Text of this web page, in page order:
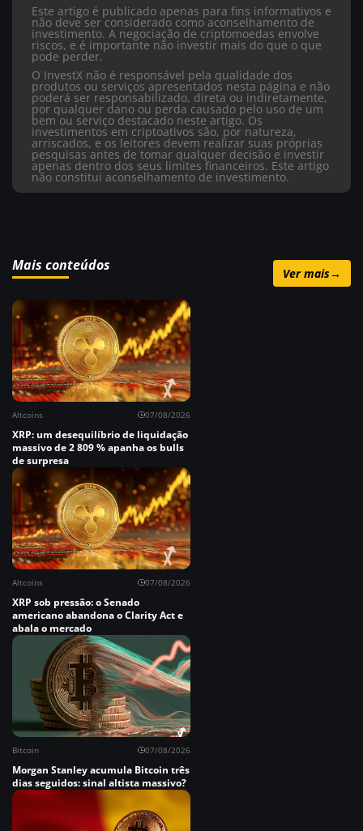
Este artigo é publicado apenas para fins informativos e
não deve ser considerado como aconselhamento de
investimento. A negociação de criptomoedas envolve
riscos, e é importante não investir mais do que o que
pode perder.
O InvestX não é responsável pela qualidade dos
produtos ou serviços apresentados nesta página e não
poderá ser responsabilizado, direta ou indiretamente,
por qualquer dano ou perda causado pelo uso de um
bem ou serviço destacado neste artigo. Os
investimentos em criptoativos são, por natureza,
arriscados, e os leitores devem realizar suas próprias
pesquisas antes de tomar qualquer decisão e investir
apenas dentro dos seus limites financeiros. Este artigo
não constitui aconselhamento de investimento.
Mais conteúdos Ver mais→
Altcoins 07/08/2026
XRP: um desequilíbrio de liquidação
massivo de 2 809 % apanha os bulls
de surpresa
Altcoins 07/08/2026
XRP sob pressão: o Senado
americano abandona o Clarity Act e
abala o mercado
Bitcoin 07/08/2026
Morgan Stanley acumula Bitcoin três
dias seguidos: sinal altista massivo?